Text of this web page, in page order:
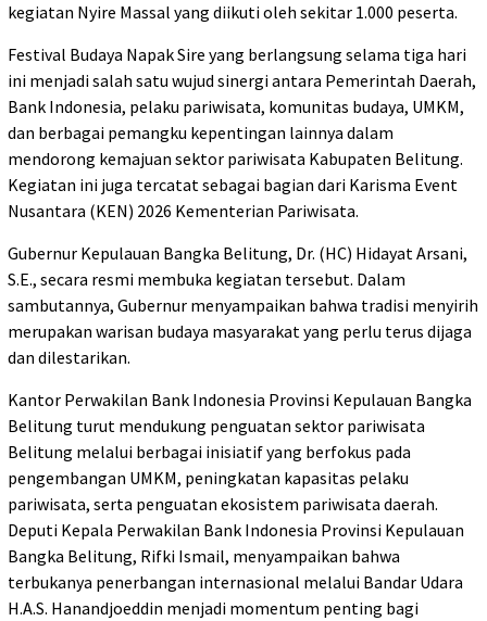
kegiatan Nyire Massal yang diikuti oleh sekitar 1.000 peserta.
Festival Budaya Napak Sire yang berlangsung selama tiga hari
ini menjadi salah satu wujud sinergi antara Pemerintah Daerah,
Bank Indonesia, pelaku pariwisata, komunitas budaya, UMKM,
dan berbagai pemangku kepentingan lainnya dalam
mendorong kemajuan sektor pariwisata Kabupaten Belitung.
Kegiatan ini juga tercatat sebagai bagian dari Karisma Event
Nusantara (KEN) 2026 Kementerian Pariwisata.
Gubernur Kepulauan Bangka Belitung, Dr. (HC) Hidayat Arsani,
S.E., secara resmi membuka kegiatan tersebut. Dalam
sambutannya, Gubernur menyampaikan bahwa tradisi menyirih
merupakan warisan budaya masyarakat yang perlu terus dijaga
dan dilestarikan.
Kantor Perwakilan Bank Indonesia Provinsi Kepulauan Bangka
Belitung turut mendukung penguatan sektor pariwisata
Belitung melalui berbagai inisiatif yang berfokus pada
pengembangan UMKM, peningkatan kapasitas pelaku
pariwisata, serta penguatan ekosistem pariwisata daerah.
Deputi Kepala Perwakilan Bank Indonesia Provinsi Kepulauan
Bangka Belitung, Rifki Ismail, menyampaikan bahwa
terbukanya penerbangan internasional melalui Bandar Udara
H.A.S. Hanandjoeddin menjadi momentum penting bagi